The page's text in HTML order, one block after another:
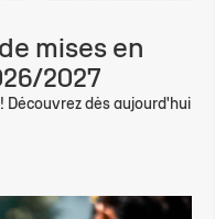
mises en
2027
Découvrez dès aujourd'hui